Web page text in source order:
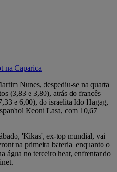
na Caparica
Nunes, despediu-se na quarta
(3,83 e 3,80), atrás do francês
e 6,00), do israelita Ido Hagag,
Keoni Lasa, com 10,67
'Kikas', ex-top mundial, vai
na primeira bateria, enquanto o
água no terceiro heat, enfrentando